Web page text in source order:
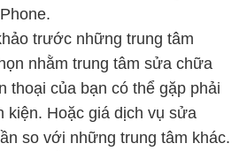
trước những trung tâm
nhằm trung tâm sửa chữa
thoại của bạn có thể gặp phải
kiện. Hoặc giá dịch vụ sửa
so với những trung tâm khác.